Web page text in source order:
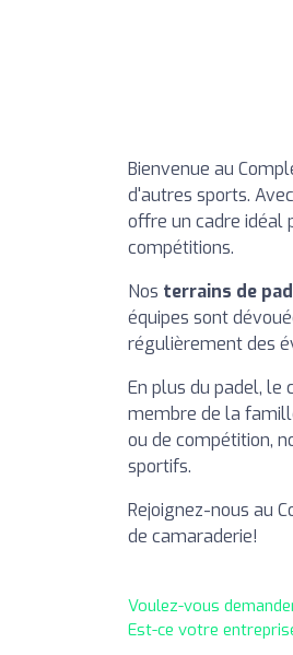
Bienvenue au
d'autres sports.
offre un cadre idéal
compétitions.
Nos terrains de
équipes sont
régulièrement des
En plus du padel, le
membre de la
ou de compétition,
sportifs.
Rejoignez-nous au
de camaraderie!
Voulez-vous
Est-ce votre